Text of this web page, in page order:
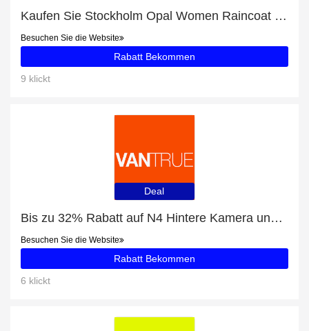
Kaufen Sie Stockholm Opal Women Raincoat und erhalten Sie bis zu 32% Rabatt
Besuchen Sie die Website
Rabatt Bekommen
9 klickt
Deal
Bis zu 32% Rabatt auf N4 Hintere Kamera und mehr
Besuchen Sie die Website
Rabatt Bekommen
6 klickt